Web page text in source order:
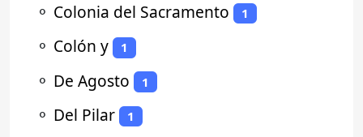
⚬ Colonia del Sacramento 1
⚬ Colón y 1
⚬ De Agosto 1
⚬ Del Pilar 1